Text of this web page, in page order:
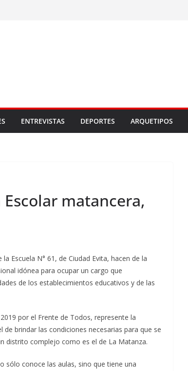
ENTREVISTAS DEPORTES ARQUETIPOS
matancera,
Escuela N° 61, de Ciudad Evita, hacen de la
idónea para ocupar un cargo que
de los establecimientos educativos y de las
por el Frente de Todos, represente la
brindar las condiciones necesarias para que se
distrito complejo como es el de La Matanza.
sólo conoce las aulas, sino que tiene una